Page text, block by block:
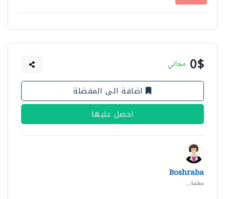
0$ مجاني
اضافة الى المفضلة
احصل عليها
Boshraba
معلمة...